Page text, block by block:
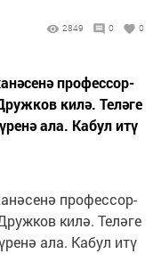
2849 0 0
профессор-
килә. Теләге
ала. Кабул итү
профессор-
килә. Теләге
ала. Кабул итү